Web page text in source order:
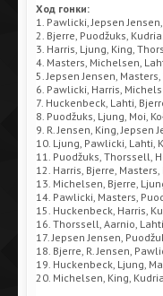
Ход гонки:
1. Pawlicki, Jepsen
2. Bjerre, Puodžuks,
3. Harris, Ljung, King,
4. Masters, Michelsen,
5. Jepsen Jensen,
6. Pawlicki, Harris,
7. Huckenbeck, Lahti,
8. Puodžuks, Ljung, Moi,
9. R. Jensen, King, Jepsen
10. Ljung, Pawlicki, Lahti,
11. Puodžuks, Thorssell,
12. Harris, Bjerre, Masters,
13. Michelsen, Bjerre,
14. Pawlicki, Masters,
15. Huckenbeck, Harris,
16. Thorssell, Aarnio,
17. Jepsen Jensen,
18. Bjerre, R. Jensen,
19. Huckenbeck, Ljung,
20. Michelsen, King,